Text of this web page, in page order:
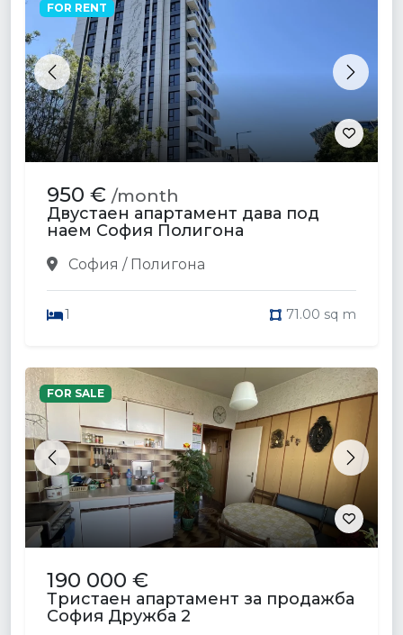
Previous Next
FOR RENT
950 € /month
Двустаен апартамент дава под
наем София Полигона
София / Полигона
1 71.00 sq m
Previous Next
FOR SALE
190 000 €
Тристаен апартамент за продажба
София Дружба 2